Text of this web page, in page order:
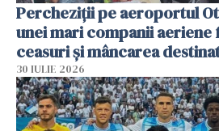
Percheziții pe aeroportul
unei mari companii
ceasuri și mâncarea
30 IULIE 2026